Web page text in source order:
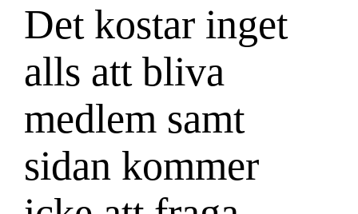
Det kostar inget
alls att bliva
medlem samt
sidan kommer